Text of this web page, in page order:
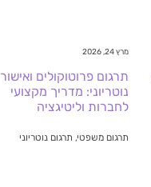
מרץ 24, 2026
תרגום פרוטוקולים ואישור
נוטריוני: מדריך מקצועי
לחברות וליטיגציה
תרגום משפטי, תרגום נוטריוני